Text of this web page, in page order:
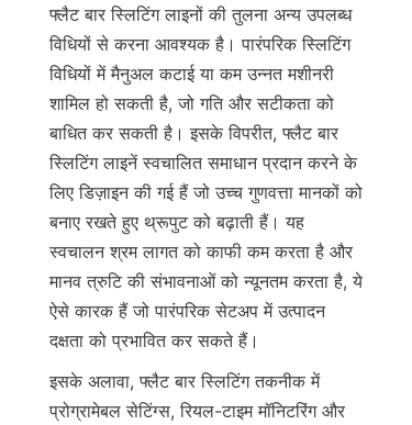
फ्लैट बार स्लिटिंग लाइनों की तुलना अन्य उपलब्ध
विधियों से करना आवश्यक है। पारंपरिक स्लिटिंग
विधियों में मैनुअल कटाई या कम उन्नत मशीनरी
शामिल हो सकती है, जो गति और सटीकता को
बाधित कर सकती है। इसके विपरीत, फ्लैट बार
स्लिटिंग लाइनें स्वचालित समाधान प्रदान करने के
लिए डिज़ाइन की गई हैं जो उच्च गुणवत्ता मानकों को
बनाए रखते हुए थ्रूपुट को बढ़ाती हैं। यह
स्वचालन श्रम लागत को काफी कम करता है और
मानव त्रुटि की संभावनाओं को न्यूनतम करता है, ये
ऐसे कारक हैं जो पारंपरिक सेटअप में उत्पादन
दक्षता को प्रभावित कर सकते हैं।
इसके अलावा, फ्लैट बार स्लिटिंग तकनीक में
प्रोग्रामेबल सेटिंग्स, रियल-टाइम मॉनिटरिंग और